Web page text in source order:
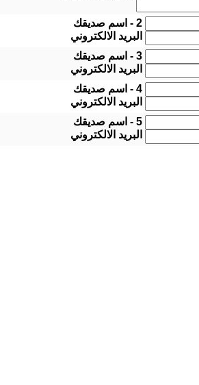
2 - اسم صديقك
البريد الالكتروني
3 - اسم صديقك
البريد الالكتروني
4 - اسم صديقك
البريد الالكتروني
5 - اسم صديقك
البريد الالكتروني